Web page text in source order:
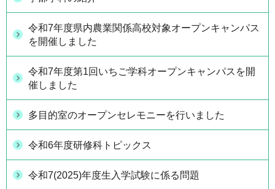
令和7年度県内農業関係高校対象オープンキャンパス
を開催しました
令和7年度第1回いちご学科オープンキャンパスを開
催しました
多目的室のオープンセレモニーを行いました
令和6年度研修科トピックス
令和7(2025)年度生入学試験に係る問題